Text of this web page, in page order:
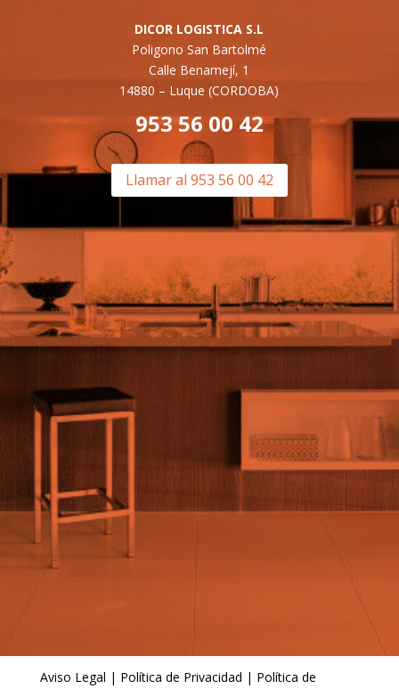
DICOR LOGISTICA S.L
Poligono San Bartolmé
Calle Benamejí, 1
14880 – Luque (CORDOBA)
953 56 00 42
Llamar al 953 56 00 42
Aviso Legal | Política de Privacidad | Política de